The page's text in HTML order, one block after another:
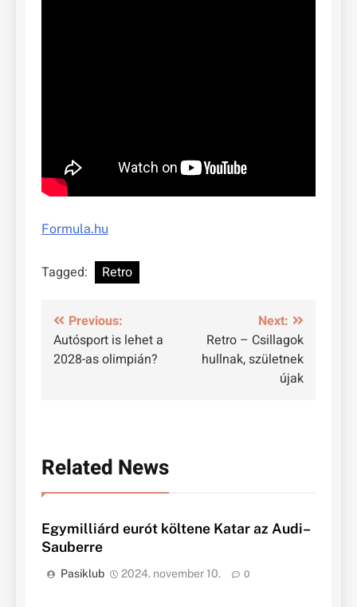
Formula.hu
Tagged: Retro
Bejegyzés
navigáció
Previous:
Autósport is lehet a
2028-as olimpián?
Next:
Retro – Csillagok
hullnak, születnek
újak
Related News
Egymilliárd eurót költene Katar az Audi–
Sauberre
Pasiklub 2024. november 10. 0